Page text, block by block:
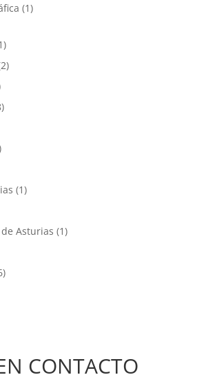
(1)
(1)
Asturias (1)
CONTACTO